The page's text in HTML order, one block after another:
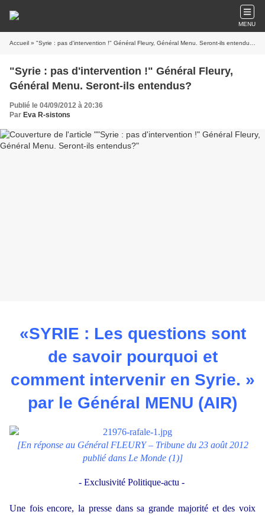
MENU
Accueil » "Syrie : pas d'intervention !" Général Fleury, Général Menu. Seront-ils entendus?
"Syrie : pas d'intervention !" Général Fleury,
Général Menu. Seront-ils entendus?
Publié le 04/09/2012 à 20:36
Par Eva R-sistons
«SYRIE : Les questions sont
de savoir pourquoi et
comment intervenir en Syrie. »
par le Général MENU (AIR)
[En réponse au Général FLEURY – Tribune du 23 août 2012
publié dans Le Monde (1)]
- Exclusivité Politique-actu -
Une fois encore, la presse dans sa grande majorité et des voix